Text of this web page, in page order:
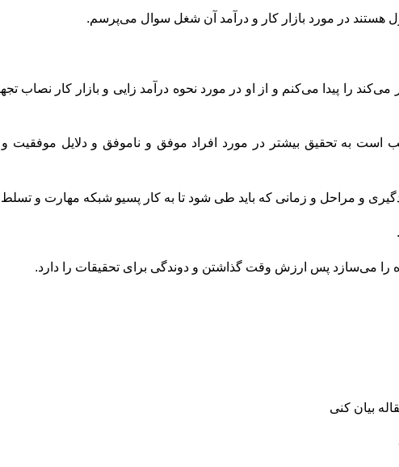
هستند در مورد بازار کار و درآمد آن شغل سوال می‌پرسم.
را پیدا می‌کنم و از او در مورد نحوه درآمد زایی و بازار کار نصاب
است به تحقیق بیشتر در مورد افراد موفق و ناموفق و دلایل
و مراحل و زمانی که باید طی شود تا به کار پسیو شبکه مهارت و تسلط
را می‌سازد پس ارزش وقت گذاشتن و دوندگی برای تحقیقات را دارد.
بیان کنی